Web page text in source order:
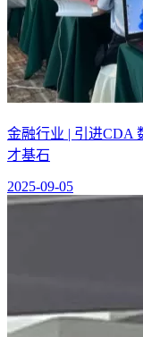
金融行业 | 引进CDA
才基石
2025-09-05